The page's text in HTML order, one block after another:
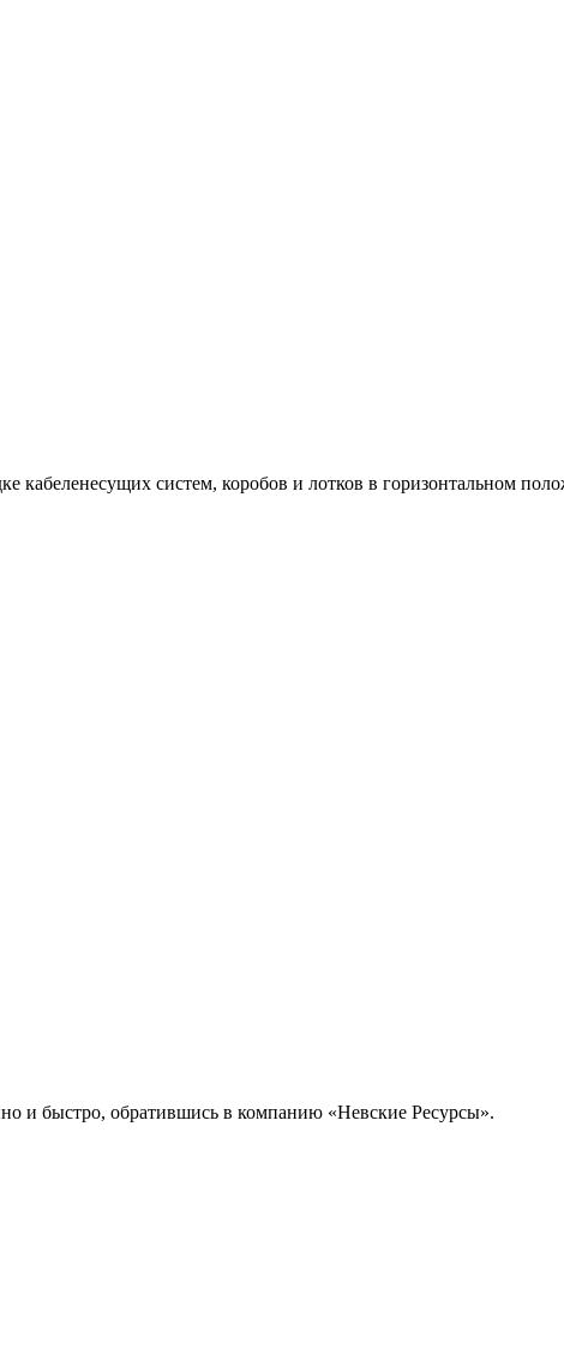
кабеленесущих систем, коробов и лотков в горизонтальном
и быстро, обратившись в компанию «Невские Ресурсы».